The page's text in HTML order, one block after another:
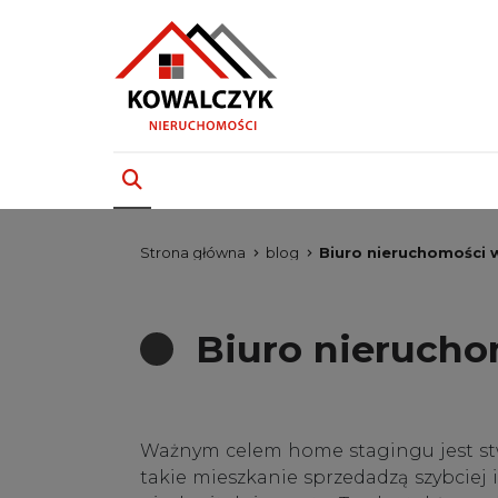
Strona główna blog Biuro nieruchomości
Biuro
Ważnym celem home stagingu jest
takie mieszkanie sprzedadzą